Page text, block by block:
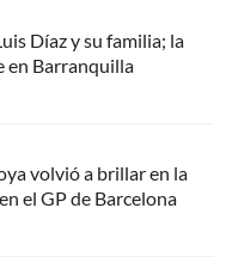
Díaz y su familia; la
en Barranquilla
volvió a brillar en la
el GP de Barcelona